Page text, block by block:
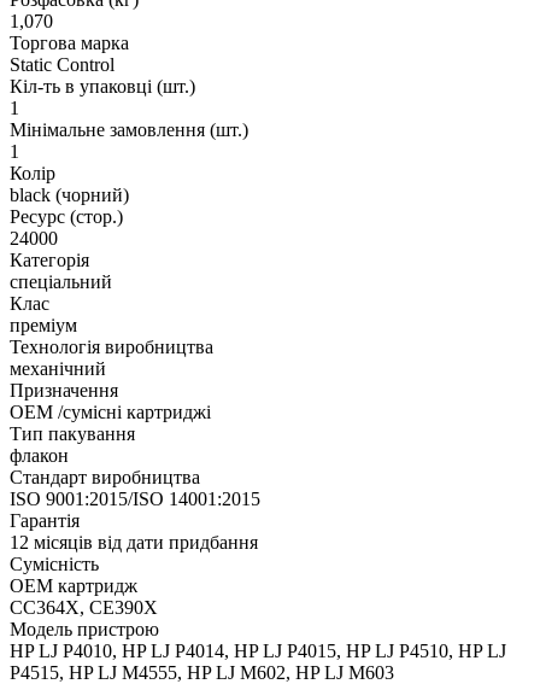
1,070
Торгова марка
Static Control
Кіл-ть в упаковці (шт.)
1
Мінімальне замовлення (шт.)
1
Колір
black (чорний)
Ресурс (стор.)
24000
Категорія
спеціальний
Клас
преміум
Технологія виробництва
механічний
Призначення
ОЕМ /сумісні картриджі
Тип пакування
флакон
Стандарт виробництва
ISO 9001:2015/ISO 14001:2015
Гарантія
12 місяців від дати придбання
Сумісність
ОЕМ картридж
CC364X, CE390X
Модель пристрою
HP LJ P4010, HP LJ P4014, HP LJ P4015, HP LJ P4510, HP LJ
P4515, HP LJ M4555, HP LJ M602, HP LJ M603